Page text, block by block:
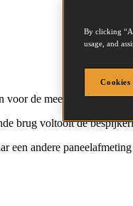
de meest
brug voltooit de
een andere
By clicking
usage, and
Cookies